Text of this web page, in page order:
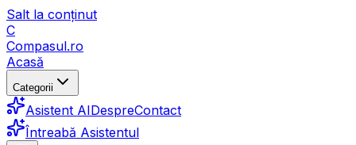
Salt la conținut
C
Compasul.ro
Acasă
Categorii
Asistent AIDespreContact
Întreabă Asistentul